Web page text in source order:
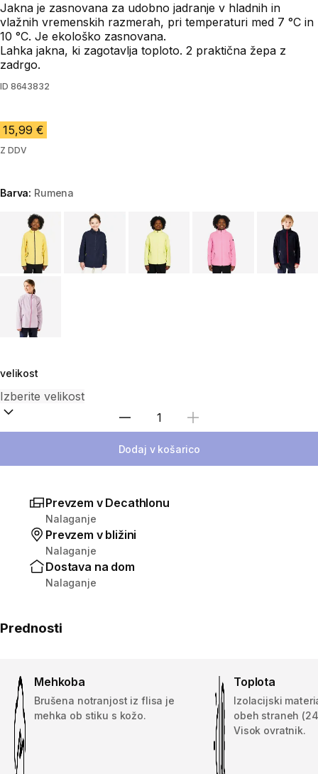
Jakna je zasnovana za udobno jadranje v hladnih in
vlažnih vremenskih razmerah, pri temperaturi med 7 °C in
10 °C. Je ekološko zasnovana.
Lahka jakna, ki zagotavlja toploto. 2 praktična žepa z
zadrgo.
ID 8643832
15,99 €
Z DDV
Barva: Rumena
Choose a variant
velikost
Izberite količino
Dodaj v košarico
Prevzem v Decathlonu
Nalaganje
Prevzem v bližini
Nalaganje
Dostava na dom
Nalaganje
Prednosti
Mehkoba
Brušena notranjost iz flisa je
mehka ob stiku s kožo.
Toplota
Izolacijski
obeh straneh
Visok ovratnik.